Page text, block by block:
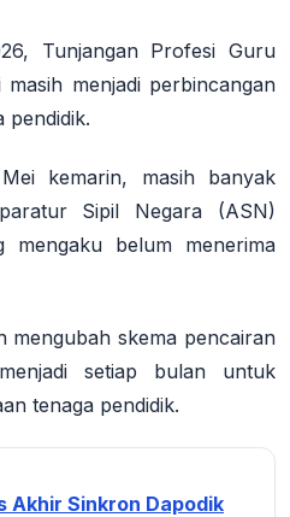
Tunjangan Profesi Guru
menjadi perbincangan
pendidik.
kemarin, masih banyak
Sipil Negara (ASN)
mengaku belum menerima
mengubah skema pencairan
setiap bulan untuk
tenaga pendidik.
Akhir Sinkron Dapodik